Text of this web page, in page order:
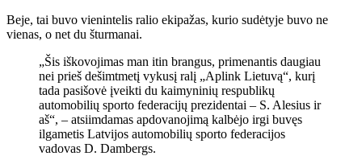
Beje, tai buvo vienintelis ralio ekipažas, kurio sudėtyje buvo ne
vienas, o net du šturmanai.
„Šis iškovojimas man itin brangus, primenantis daugiau
nei prieš dešimtmetį vykusį ralį „Aplink Lietuvą“, kurį
tada pasišovė įveikti du kaimyninių respublikų
automobilių sporto federacijų prezidentai – S. Alesius ir
aš“, – atsiimdamas apdovanojimą kalbėjo irgi buvęs
ilgametis Latvijos automobilių sporto federacijos
vadovas D. Dambergs.